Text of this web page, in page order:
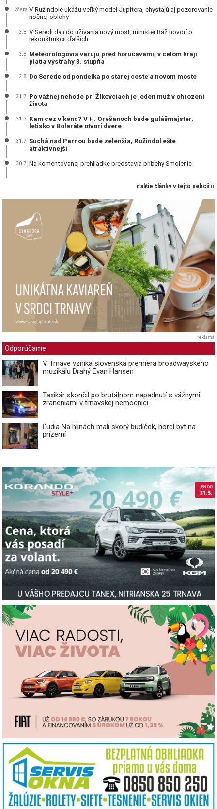
včera V Ružindole ukážu veľký model Jupitera, chystajú aj pozorovanie
nočnej oblohy
3.8. V Seredi dali do užívania nový most, minister Ráž hovorí o
rekonštrukcii ďalších
3.8. Meteorológovia varujú pred horúčavami, v celom kraji
platia výstrahy 3. stupňa
2.8. Do Serede od pondelka po starej ceste a novom moste
31.7. Po vážnej nehode pri Žlkovciach je jeden muž v ohrození
života
31.7. Kam cez víkend? V H. Orešanoch bude gulášmajster,
letisko v Boleráte otvorí dvere
31.7. Suchá nad Parnou bude zelenšia, Ružindol ešte
atraktívnejší
30.7. Na komentovanej prehliadke predstavia príbehy Smoleníc
ďalšie články v tejto sekcii ››
reklama
Odporúčame
V Trnave vzniká slovenská premiéra broadwayského
muzikálu Drahý Evan Hansen
Taxikár skončil po brutálnom napadnutí s vážnymi
zraneniami v trnavskej nemocnici
Ľudia Na hlinách mali skorý budíček, horel byt na
prízemí